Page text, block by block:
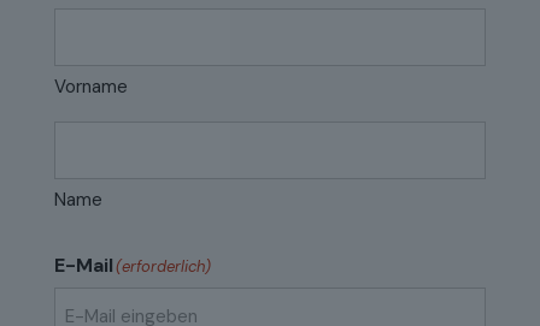
Vorname
Name
E-Mail(erforderlich)